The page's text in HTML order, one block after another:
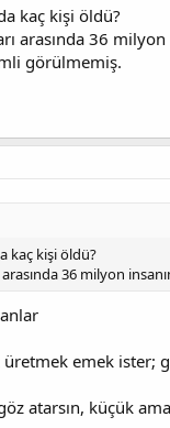
kaç kişi öldü?
arasında 36
görülmemiş.
kaç kişi öldü?
arasında 36 milyon
emek ister;
atarsın, küçük